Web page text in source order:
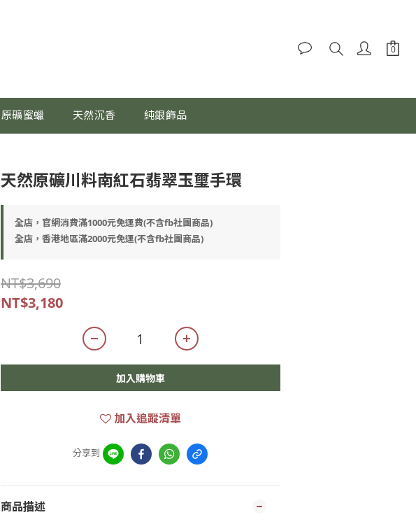
原礦蜜蠟 天然沉香 純銀飾品
天然原礦川料南紅石翡翠玉璽手環
全店，官網消費滿1000元免運費(不含fb社團商品)
全店，香港地區滿2000元免運(不含fb社團商品)
NT$3,690
NT$3,180
加入購物車
加入追蹤清單
分享到
商品描述